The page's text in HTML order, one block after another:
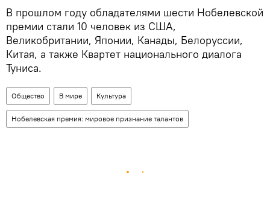
В прошлом году обладателями шести Нобелевской
премии стали 10 человек из США,
Великобритании, Японии, Канады, Белоруссии,
Китая, а также Квартет национального диалога
Туниса.
Общество В мире Культура
Нобелевская премия: мировое признание талантов